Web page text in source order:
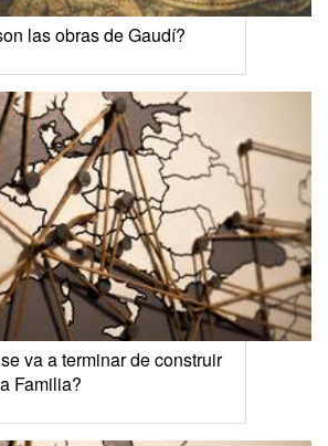
las obras de Gaudí?
va a terminar de construir
Familia?